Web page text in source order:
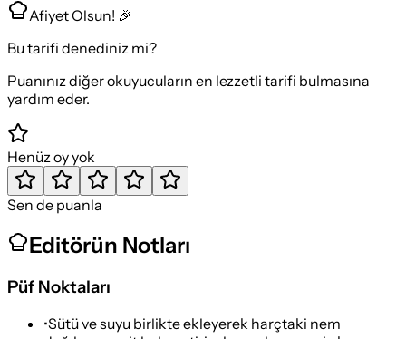
Afiyet Olsun! 🎉
Bu tarifi denediniz mi?
Puanınız diğer okuyucuların en lezzetli tarifi bulmasına
yardım eder.
Henüz oy yok
Sen de puanla
Editörün Notları
Püf Noktaları
•Sütü ve suyu birlikte ekleyerek harçtaki nem